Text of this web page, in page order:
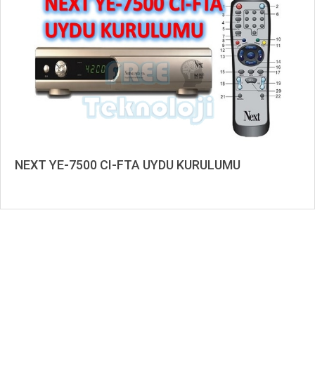
NEXT YE-7500 CI-FTA UYDU KURULUMU